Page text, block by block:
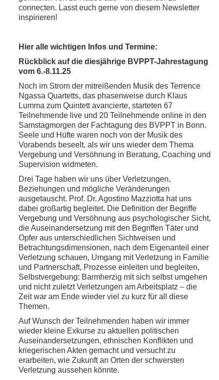
connecten. Lasst euch gerne von diesem Newsletter
inspirieren!
Hier alle wichtigen Infos und Termine:
Rückblick auf die diesjährige BVPPT-Jahrestagung
vom 6.-8.11.25
Noch im Strom der mitreißenden Musik des Terrence
Ngassa Quartetts, das phasenweise durch Klaus
Lumma zum Quintett avancierte, starteten 67
Teilnehmende live und 20 Teilnehmende online in den
Samstagmorgen der Fachtagung des BVPPT in Bonn.
Seele und Hüfte waren noch von der Musik des
Vorabends beseelt, als wir uns wieder dem Thema
Vergebung und Versöhnung in Beratung, Coaching und
Supervision widmeten.
Drei Tage haben wir uns über Verletzungen,
Beziehungen und mögliche Veränderungen
ausgetauscht. Prof. Dr. Agostino Mazziotta hat uns
dabei großartig begleitet. Die Definition der Begriffe
Vergebung und Versöhnung aus psychologischer Sicht,
die Auseinandersetzung mit den Begriffen Täter und
Opfer aus unterschiedlichen Sichtweisen und
Betrachtungsdimensionen, nach dem Eigenanteil einer
Verletzung schauen, Umgang mit Verletzung in Familie
und Partnerschaft, Prozesse einleiten und begleiten,
Selbstvergebung: Barmherzig mit sich selbst umgehen
und nicht zuletzt Verletzungen am Arbeitsplatz – die
Zeit war am Ende wieder viel zu kurz für all diese
Themen.
Auf Wunsch der Teilnehmenden haben wir immer
wieder kleine Exkurse zu aktuellen politischen
Auseinandersetzungen, ethnischen Konflikten und
kriegerischen Akten gemacht und versucht zu
erarbeiten, wie Zukunft an Orten der schwersten
Verletzung aussehen könnte.